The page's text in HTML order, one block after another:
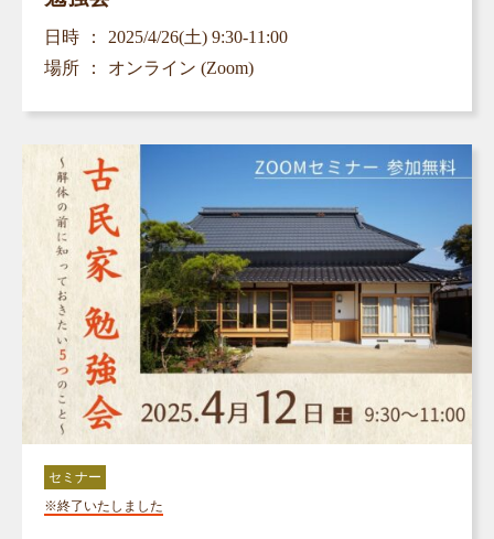
日時
2025/4/26(土) 9:30-11:00
場所
オンライン (Zoom)
セミナー
※終了いたしました